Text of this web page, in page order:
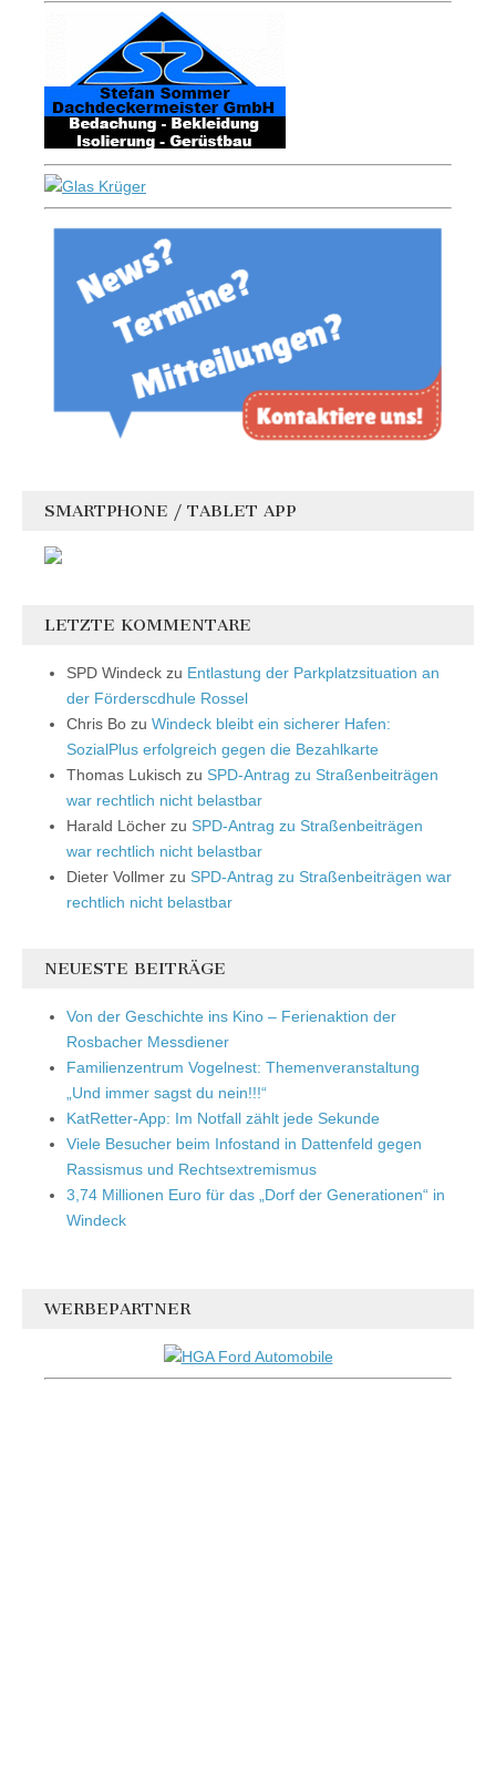
SMARTPHONE / TABLET APP
LETZTE KOMMENTARE
SPD Windeck zu Entlastung der Parkplatzsituation an
der Förderscdhule Rossel
Chris Bo zu Windeck bleibt ein sicherer Hafen:
SozialPlus erfolgreich gegen die Bezahlkarte
Thomas Lukisch zu SPD-Antrag zu Straßenbeiträgen
war rechtlich nicht belastbar
Harald Löcher zu SPD-Antrag zu Straßenbeiträgen
war rechtlich nicht belastbar
Dieter Vollmer zu SPD-Antrag zu Straßenbeiträgen war
rechtlich nicht belastbar
NEUESTE BEITRÄGE
Von der Geschichte ins Kino – Ferienaktion der
Rosbacher Messdiener
Familienzentrum Vogelnest: Themenveranstaltung
„Und immer sagst du nein!!!“
KatRetter-App: Im Notfall zählt jede Sekunde
Viele Besucher beim Infostand in Dattenfeld gegen
Rassismus und Rechtsextremismus
3,74 Millionen Euro für das „Dorf der Generationen“ in
Windeck
WERBEPARTNER